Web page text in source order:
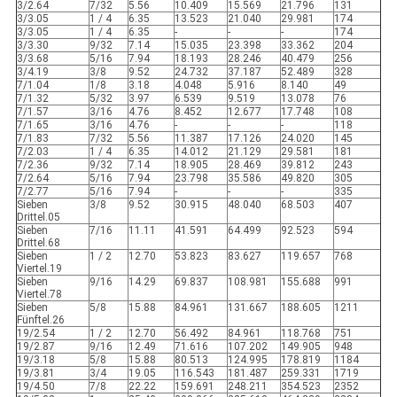
3/2.64 7/32 5.56 10.409 15.569 21.796
131
3/3.05
1 / 4 6.35 13.523 21.040 29.981
174
3/3.05
1 / 4 6.35 - - -
174
3/3.30
9/32 7.14 15.035 23.398 33.362
204
3/3.68
5/16 7.94 18.193 28.246 40.479
256
3/4.19
3/8 9.52 24.732 37.187 52.489
328
7/1.04
1/8 3.18 4.048 5.916 8.140
49
7/1.32
5/32 3.97 6.539 9.519 13.078
76
7/1.57
3/16 4.76 8.452 12.677 17.748
108
7/1.65
3/16 4.76 - - -
118
7/1.83
7/32 5.56 11.387 17.126 24.020
145
7/2.03
1 / 4 6.35 14.012 21.129 29.581
181
7/2.36
9/32 7.14 18.905 28.469 39.812
243
7/2.64
5/16 7.94 23.798 35.586 49.820
305
7/2.77
5/16 7.94 - - -
335
Sieben
Drittel.05
3/8 9.52 30.915 48.040 68.503 407
Sieben
Drittel.68
7/16 11.11 41.591 64.499 92.523 594
Sieben
Viertel.19
1 / 2 12.70 53.823 83.627 119.657 768
Sieben
Viertel.78
9/16 14.29 69.837 108.981 155.688 991
Sieben
Fünftel.26
5/8 15.88 84.961 131.667 188.605 1211
19/2.54 1 / 2 12.70 56.492 84.961 118.768
751
19/2.87
9/16 12.49 71.616 107.202 149.905
948
19/3.18
5/8 15.88 80.513 124.995 178.819
1184
19/3.81
3/4 19.05 116.543 181.487 259.331
1719
19/4.50
7/8 22.22 159.691 248.211 354.523
2352